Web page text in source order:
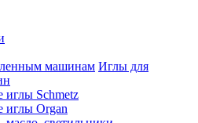
машинам Иглы для
Schmetz
Organ